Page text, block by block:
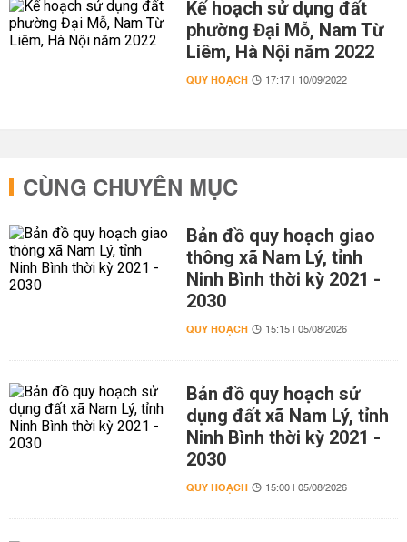
Kế hoạch sử dụng đất
phường Đại Mỗ, Nam Từ
Liêm, Hà Nội năm 2022
QUY HOẠCH 17:17 | 10/09/2022
CÙNG CHUYÊN MỤC
Bản đồ quy hoạch giao
thông xã Nam Lý, tỉnh
Ninh Bình thời kỳ 2021 -
2030
QUY HOẠCH 15:15 | 05/08/2026
Bản đồ quy hoạch sử
dụng đất xã Nam Lý, tỉnh
Ninh Bình thời kỳ 2021 -
2030
QUY HOẠCH 15:00 | 05/08/2026